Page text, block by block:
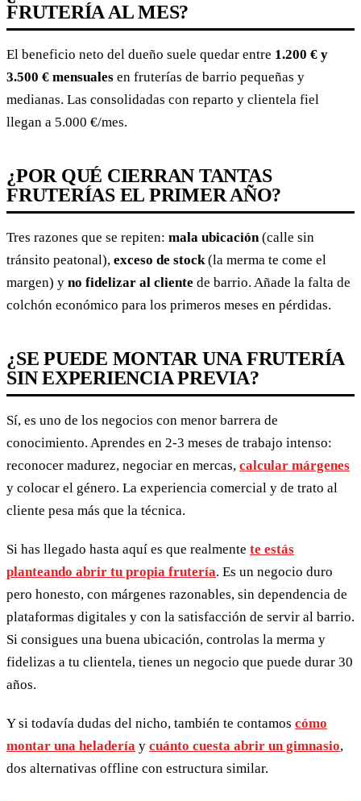
FRUTERÍA AL MES?
El beneficio neto del dueño suele quedar entre 1.200 € y
3.500 € mensuales en fruterías de barrio pequeñas y
medianas. Las consolidadas con reparto y clientela fiel
llegan a 5.000 €/mes.
¿POR QUÉ CIERRAN TANTAS
FRUTERÍAS EL PRIMER AÑO?
Tres razones que se repiten: mala ubicación(calle sin
tránsito peatonal), exceso de stock(la merma te come el
margen) y no fidelizar al cliente de barrio. Añade la falta de
colchón económico para los primeros meses en pérdidas.
¿SE PUEDE MONTAR UNA FRUTERÍA
SIN EXPERIENCIA PREVIA?
Sí, es uno de los negocios con menor barrera de
conocimiento. Aprendes en 2-3 meses de trabajo intenso:
reconocer madurez, negociar en mercas, calcular márgenes
y colocar el género. La experiencia comercial y de trato al
cliente pesa más que la técnica.
Si has llegado hasta aquí es que realmente te estás
planteando abrir tu propia frutería. Es un negocio duro
pero honesto, con márgenes razonables, sin dependencia de
plataformas digitales y con la satisfacción de servir al barrio.
Si consigues una buena ubicación, controlas la merma y
fidelizas a tu clientela, tienes un negocio que puede durar 30
años.
Y si todavía dudas del nicho, también te contamos cómo
montar una heladería y cuánto cuesta abrir un gimnasio,
dos alternativas offline con estructura similar.